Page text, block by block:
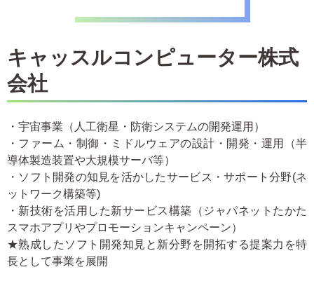
起業・創業支援動画 on YouTube
ご利用案内
よくある質問
お問い合わせ
関連リンク
キャッスルコンピューター株式
会社
・宇宙事業（人工衛星・防衛システムの開発運用）
・ファーム・制御・ミドルウェアの設計・開発・運用（半
導体製造装置や大規模サーバ等）
・ソフト開発の知見を活かしたサービス・サポート分野(ネ
ットワーク構築等)
・新技術を活用した新サービス構築（ジャパネットたかた
スマホアプリやプロモーションキャンペーン）
★熟成したソフト開発知見と新分野を開拓する提案力を特
長として事業を展開